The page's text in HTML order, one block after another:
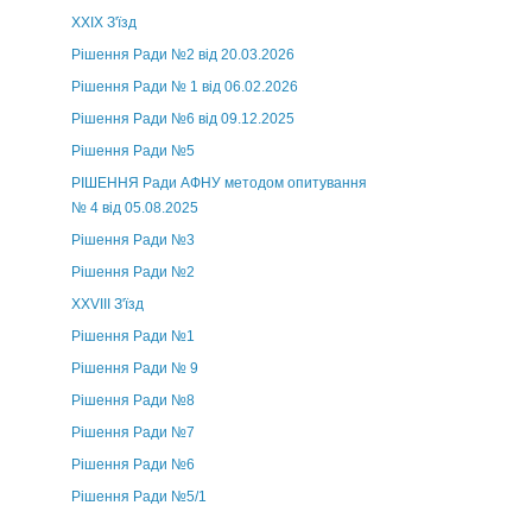
XXІХ З'їзд
Рішення Ради №2 від 20.03.2026
Рішення Ради № 1 від 06.02.2026
Рішення Ради №6 від 09.12.2025
Рішення Ради №5
РІШЕННЯ Ради АФНУ методом опитування
№ 4 від 05.08.2025
Рішення Ради №3
Рішення Ради №2
XXVIII З'їзд
Рішення Ради №1
Рішення Ради № 9
Рішення Ради №8
Рішення Ради №7
Рішення Ради №6
Рішення Ради №5/1